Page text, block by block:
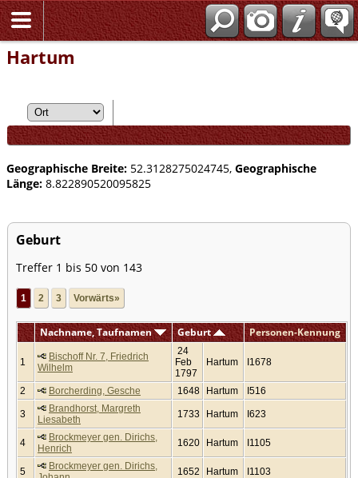
Hartum
Geographische Breite: 52.3128275024745, Geographische
Länge: 8.822890520095825
Geburt
Treffer 1 bis 50 von 143
1 2 3 Vorwärts»
Nachname, Taufnamen Geburt Personen-Kennung
1
Bischoff Nr. 7, Friedrich
Wilhelm
24
Feb
1797
Hartum I1678
2 Borcherding, Gesche 1648 Hartum I516
3
Brandhorst, Margreth
Liesabeth
1733 Hartum I623
4
Brockmeyer gen. Dirichs,
Henrich
1620 Hartum I1105
5
Brockmeyer gen. Dirichs,
1652 Hartum I1103